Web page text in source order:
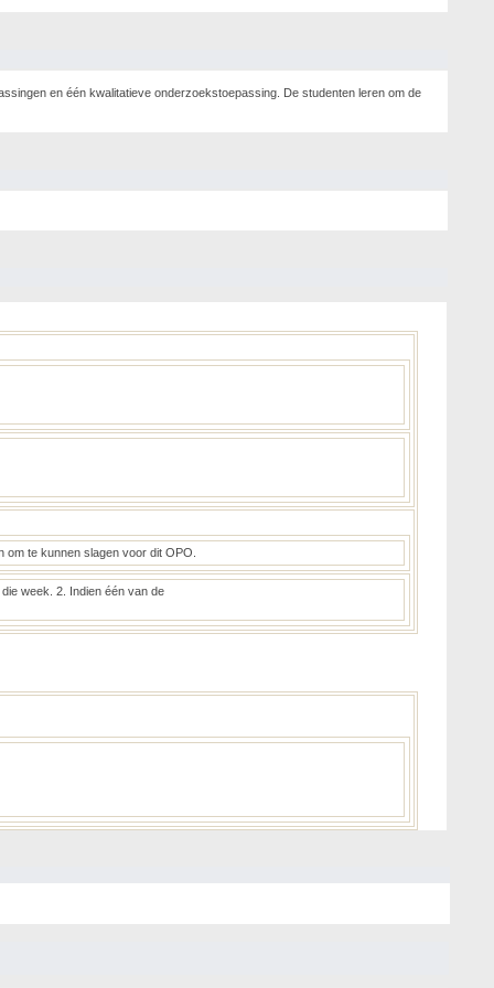
en één kwalitatieve onderzoekstoepassing. De studenten leren om de
om te kunnen slagen voor dit OPO.
week. 2. Indien één van de